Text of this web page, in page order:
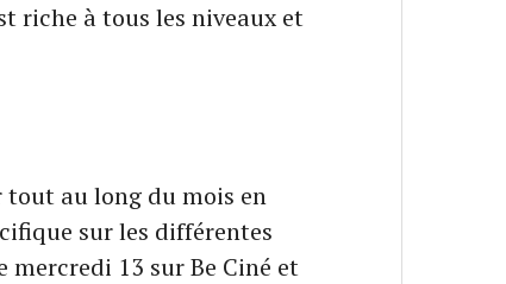
riche à tous les niveaux et
tout au long du mois en
sur les différentes
mercredi 13 sur Be Ciné et